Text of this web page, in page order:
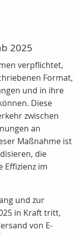
2025
verpflichtet,
Format,
und in ihre
Diese
zwischen
an
Maßnahme ist
die
Effizienz im
und zur
in Kraft tritt,
von E-